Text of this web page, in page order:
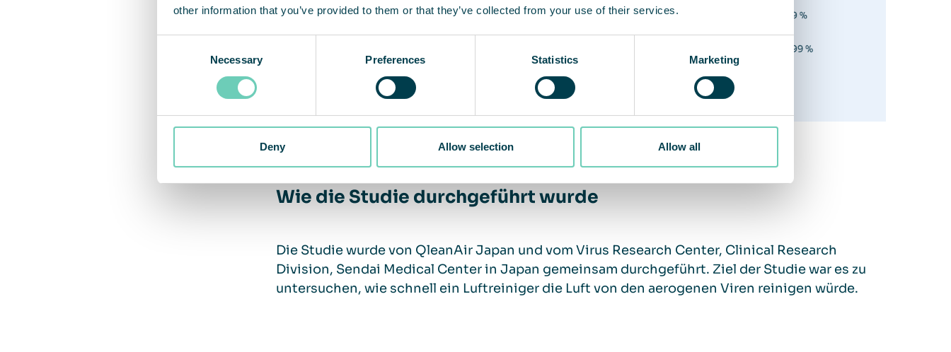
other information that you’ve provided to them or that they’ve collected from your use of their services.
Necessary Preferences Statistics Marketing
Deny Allow selection Allow all
Wie die Studie durchgeführt wurde
Die Studie wurde von QleanAir Japan und vom Virus Research Center, Clinical Research
Division, Sendai Medical Center in Japan gemeinsam durchgeführt. Ziel der Studie war es zu
untersuchen, wie schnell ein Luftreiniger die Luft von den aerogenen Viren reinigen würde.